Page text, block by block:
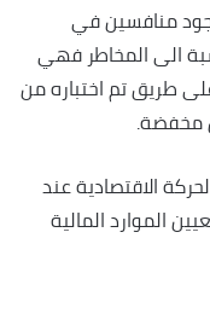
منافسين في
الى المخاطر فهي
طريق تم اختباره من
مخفضة.
الاقتصادية عند
الموارد المالية